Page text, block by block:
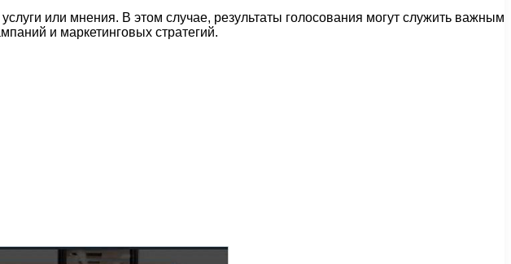
или мнения. В этом случае, результаты голосования могут служить важным
и маркетинговых стратегий.